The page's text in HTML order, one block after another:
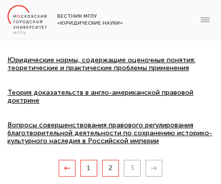
ВЕСТНИК МГПУ
«ЮРИДИЧЕСКИЕ НАУКИ»
Юридические нормы, содержащие оценочные понятия:
теоретические и практические проблемы применения
Теория доказательств в англо-американской правовой
доктрине
Вопросы совершенствования правового регулирования
благотворительной деятельности по сохранению историко-
культурного наследия в Российской империи
1 2 3